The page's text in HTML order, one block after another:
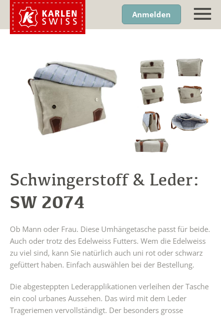
Anmelden
Schwingerstoff & Leder:
SW 2074
Ob Mann oder Frau. Diese Umhängetasche passt für beide.
Auch oder trotz des Edelweiss Futters. Wem die Edelweiss
zu viel sind, kann Sie natürlich auch uni rot oder schwarz
gefüttert haben. Einfach auswählen bei der Bestellung.
Die abgesteppten Lederapplikationen verleihen der Tasche
ein cool urbanes Aussehen. Das wird mit dem Leder
Trageriemen vervollständigt. Der besonders grosse